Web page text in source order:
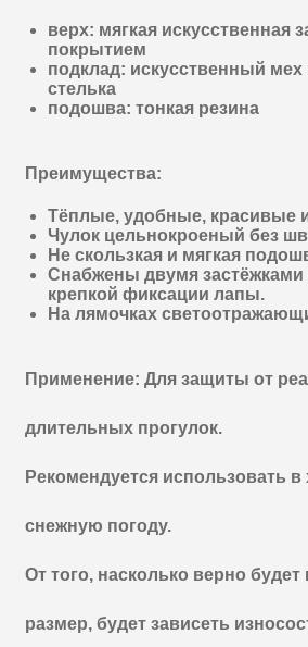
верх: мягкая искусственная
покрытием
подклад: искусственный мех
стелька
подошва: тонкая резина
Преимущества:
Тёплые, удобные, красивые
Чулок цельнокроеный без
Не скользкая и мягкая
Снабжены двумя застёжками
крепкой фиксации лапы.
На лямочках
Применение: Для защиты от
длительных прогулок.
Рекомендуется использовать
снежную погоду.
От того, насколько верно
размер, будет зависеть